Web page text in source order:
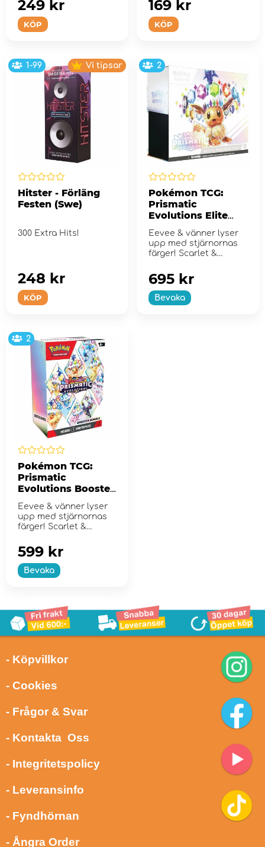
KÖP
249 kr
KÖP
169 kr
1-99 Vi tipsar
Hitster - Förläng
Festen (Swe)
300 Extra Hits!
KÖP
248 kr
2
Pokémon TCG:
Prismatic
Evolutions Elite
Trainer Box
Eevee & vänner lyser
upp med stjärnornas
färger! Scarlet &
Bevaka
695 kr
2
Pokémon TCG:
Prismatic
Evolutions Booster
Bundle
Eevee & vänner lyser
upp med stjärnornas
färger! Scarlet &
Bevaka
599 kr
- Köpvillkor
- Cookies
- Frågor & Svar
- Kontakta Oss
- Integritetspolicy
- Leveransinfo
- Fyndhörnan
- Ångra Order